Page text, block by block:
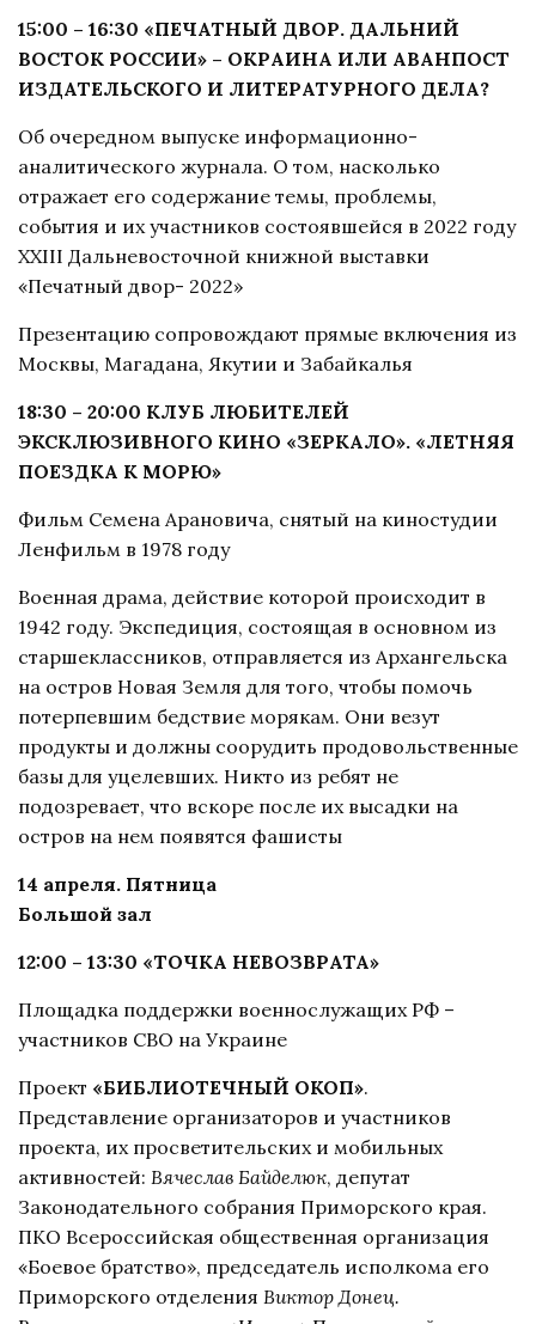
15:00 – 16:30 «ПЕЧАТНЫЙ ДВОР. ДАЛЬНИЙ
ВОСТОК РОССИИ» – ОКРАИНА ИЛИ АВАНПОСТ
ИЗДАТЕЛЬСКОГО И ЛИТЕРАТУРНОГО ДЕЛА?
Об очередном выпуске информационно-
аналитического журнала. О том, насколько
отражает его содержание темы, проблемы,
события и их участников состоявшейся в 2022 году
ХХIII Дальневосточной книжной выставки
«Печатный двор- 2022»
Презентацию сопровождают прямые включения из
Москвы, Магадана, Якутии и Забайкалья
18:30 – 20:00 КЛУБ ЛЮБИТЕЛЕЙ
ЭКСКЛЮЗИВНОГО КИНО «ЗЕРКАЛО». «ЛЕТНЯЯ
ПОЕЗДКА К МОРЮ»
Фильм Семена Арановича, снятый на киностудии
Ленфильм в 1978 году
Военная драма, действие которой происходит в
1942 году. Экспедиция, состоящая в основном из
старшеклассников, отправляется из Архангельска
на остров Новая Земля для того, чтобы помочь
потерпевшим бедствие морякам. Они везут
продукты и должны соорудить продовольственные
базы для уцелевших. Никто из ребят не
подозревает, что вскоре после их высадки на
остров на нем появятся фашисты
14 апреля. Пятница
Большой зал
12:00 – 13:30 «ТОЧКА НЕВОЗВРАТА»
Площадка поддержки военнослужащих РФ –
участников СВО на Украине
Проект «БИБЛИОТЕЧНЫЙ ОКОП».
Представление организаторов и участников
проекта, их просветительских и мобильных
активностей: Вячеслав Байделюк, депутат
Законодательного собрания Приморского края.
ПКО Всероссийская общественная организация
«Боевое братство», председатель исполкома его
Приморского отделения Виктор Донец.